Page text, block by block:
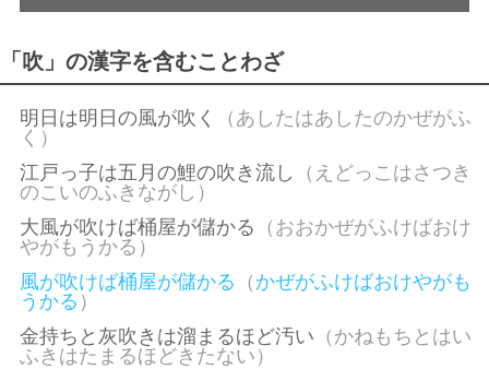
「吹」の漢字を含むことわざ
明日は明日の風が吹く
（あしたはあしたのかぜがふ
く）
江戸っ子は五月の鯉の吹き流し
（えどっこはさつき
のこいのふきながし）
大風が吹けば桶屋が儲かる （おおかぜがふけばおけ
やがもうかる）
風が吹けば桶屋が儲かる （ かぜがふけばおけやがも
うかる ）
金持ちと灰吹きは溜まるほど汚い （かねもちとはい
ふきはたまるほどきたない）